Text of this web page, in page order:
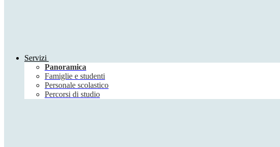
Servizi
Panoramica
Famiglie e studenti
Personale scolastico
Percorsi di studio